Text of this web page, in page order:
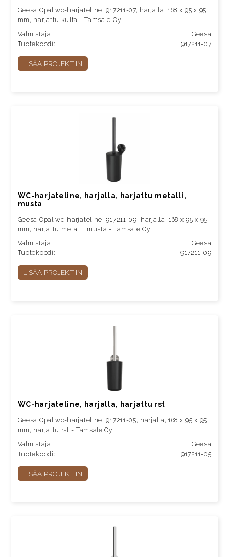
Geesa Opal wc-harjateline, 917211-07, harjalla, 168 x 95 x 95
mm, harjattu kulta - Tamsale Oy
Valmistaja:
Geesa
Tuotekoodi:
917211-07
LISÄÄ PROJEKTIIN
WC-harjateline, harjalla, harjattu metalli,
musta
Geesa Opal wc-harjateline, 917211-09, harjalla, 168 x 95 x 95
mm, harjattu metalli, musta - Tamsale Oy
Valmistaja:
Geesa
Tuotekoodi:
917211-09
LISÄÄ PROJEKTIIN
WC-harjateline, harjalla, harjattu rst
Geesa Opal wc-harjateline, 917211-05, harjalla, 168 x 95 x 95
mm, harjattu rst - Tamsale Oy
Valmistaja:
Geesa
Tuotekoodi:
917211-05
LISÄÄ PROJEKTIIN